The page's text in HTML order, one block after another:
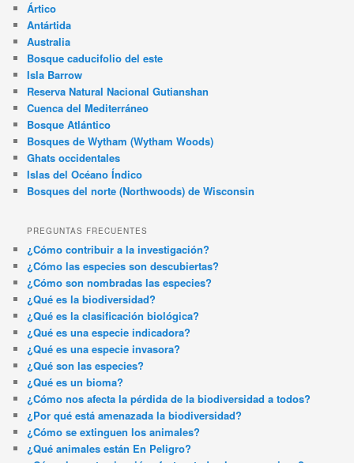
Ártico
Antártida
Australia
Bosque caducifolio del este
Isla Barrow
Reserva Natural Nacional Gutianshan
Cuenca del Mediterráneo
Bosque Atlántico
Bosques de Wytham (Wytham Woods)
Ghats occidentales
Islas del Océano Índico
Bosques del norte (Northwoods) de Wisconsin
PREGUNTAS FRECUENTES
¿Cómo contribuir a la investigación?
¿Cómo las especies son descubiertas?
¿Cómo son nombradas las especies?
¿Qué es la biodiversidad?
¿Qué es la clasificación biológica?
¿Qué es una especie indicadora?
¿Qué es una especie invasora?
¿Qué son las especies?
¿Qué es un bioma?
¿Cómo nos afecta la pérdida de la biodiversidad a todos?
¿Por qué está amenazada la biodiversidad?
¿Cómo se extinguen los animales?
¿Qué animales están En Peligro?